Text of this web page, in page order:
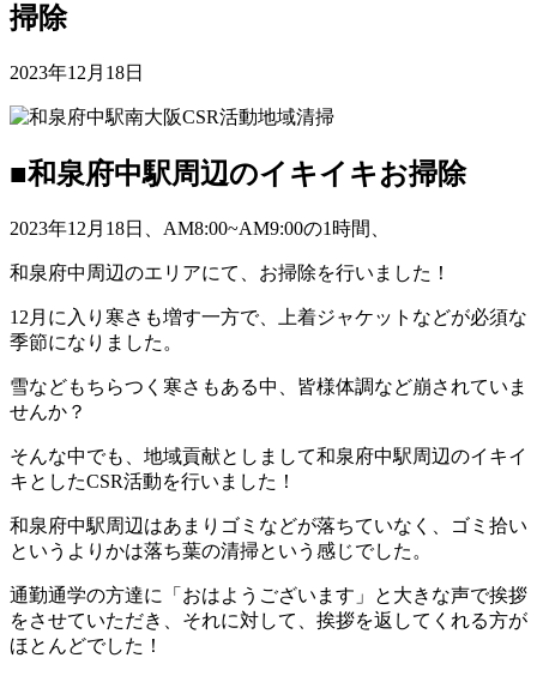
掃除
2023年12月18日
■和泉府中駅周辺のイキイキお掃除
2023年12月18日、​AM8:00~AM9:00の1時間、
和泉府中周辺のエリアにて、お掃除を行いました！
12月に入り​寒さも増す一方で、上着ジャケットなどが必須な
季節になりました。
雪などもちらつく寒さもある中、皆様体調など崩されていま
せんか？
​そんな中でも、地域貢献としまして和泉府中駅周辺のイキイ
キとしたCSR活動を行いました！
​和泉府中駅周辺はあまりゴミなどが落ちていなく、ゴミ拾い
というよりかは落ち葉の清掃という感じでした。
​通勤通学の方達に「おはようございます」と大きな声で挨拶
をさせていただき、それに対して、挨拶を返してくれる方が
ほとんどでした！